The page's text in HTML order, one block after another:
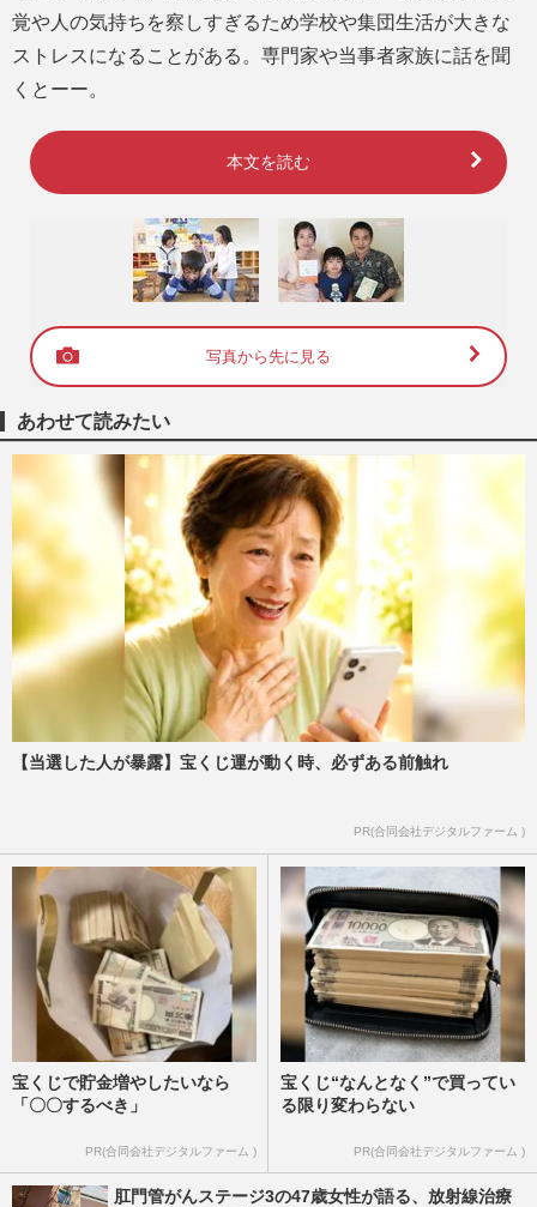
覚や人の気持ちを察しすぎるため学校や集団生活が大きな
ストレスになることがある。専門家や当事者家族に話を聞
くとーー。
本文を読む
写真から先に見る
あわせて読みたい
【当選した人が暴露】宝くじ運が動く時、必ずある前触れ
PR(合同会社デジタルファーム )
宝くじで貯金増やしたいなら
「〇〇するべき」
PR(合同会社デジタルファーム )
宝くじ“なんとなく”で買ってい
る限り変わらない
PR(合同会社デジタルファーム )
肛門管がんステージ3の47歳女性が語る、放射線治療